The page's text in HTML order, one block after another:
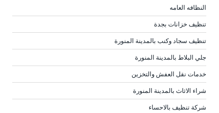
النظافه العامه
تنظيف خزانات بجدة
تنظيف سجاد وكنب بالمدينة المنورة
جلي البلاط بالمدينة المنورة
خدمات نقل العفش والتخزين
شراء الاثاث بالمدينة المنورة
شركة تنظيف بالاحساء